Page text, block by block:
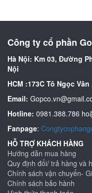
Công ty cổ phần
Hà Nội: Km 03, Đường
Nội
HCM :173C Tô Ngọc
Email:
Hotline: 0981.388.786
Fanpage:
HỖ TRỢ KHÁCH HÀNG
Hướng dẫn mua hàng
Quy định đổi/ trả hàng và
Chính sách vận chuyển-
Chính sách bảo hành